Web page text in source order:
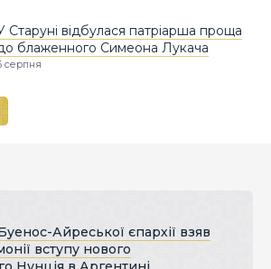
Старуні відбулася патріарша проща
блаженного Симеона Лукача
серпня
Айреської єпархії взяв
вступу нового